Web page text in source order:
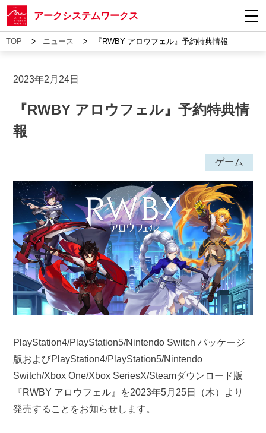
アークシステムワークス
TOP > ニュース > 『RWBY アロウフェル』予約特典情報
2023年2月24日
『RWBY アロウフェル』予約特典情
報
ゲーム
PlayStation4/PlayStation5/Nintendo Switch パッケージ
版およびPlayStation4/PlayStation5/Nintendo
Switch/Xbox One/Xbox SeriesX/Steamダウンロード版
『RWBY アロウフェル』を2023年5月25日（木）より
発売することをお知らせします。